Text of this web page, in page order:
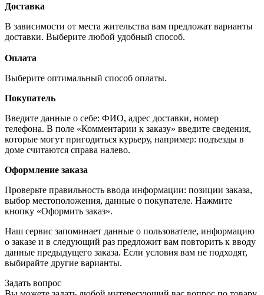
Доставка
В зависимости от места жительства вам предложат варианты
доставки. Выберите любой удобный способ.
Оплата
Выберите оптимальный способ оплаты.
Покупатель
Введите данные о себе: ФИО, адрес доставки, номер
телефона. В поле «Комментарии к заказу» введите сведения,
которые могут пригодиться курьеру, например: подъезды в
доме считаются справа налево.
Оформление заказа
Проверьте правильность ввода информации: позиции заказа,
выбор местоположения, данные о покупателе. Нажмите
кнопку «Оформить заказ».
Наш сервис запоминает данные о пользователе, информацию
о заказе и в следующий раз предложит вам повторить к вводу
данные предыдущего заказа. Если условия вам не подходят,
выбирайте другие варианты.
Задать вопрос